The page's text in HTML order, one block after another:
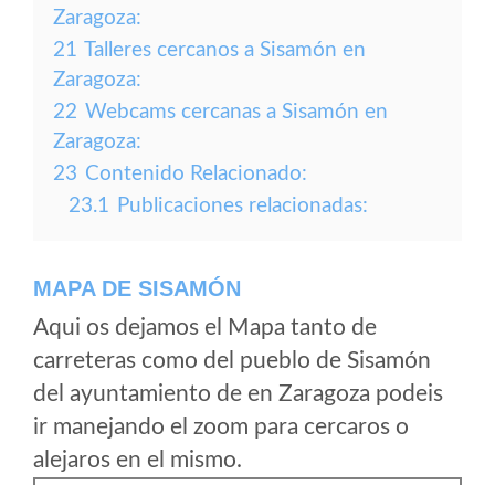
Zaragoza:
21 Talleres cercanos a Sisamón en
Zaragoza:
22 Webcams cercanas a Sisamón en
Zaragoza:
23 Contenido Relacionado:
23.1 Publicaciones relacionadas:
MAPA DE SISAMÓN
Aqui os dejamos el Mapa tanto de
carreteras como del pueblo de Sisamón
del ayuntamiento de en Zaragoza podeis
ir manejando el zoom para cercaros o
alejaros en el mismo.